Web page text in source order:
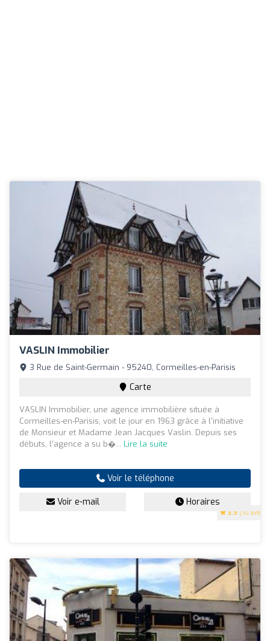
VASLIN Immobilier
3.9 (70 avis)
3 Rue de Saint-Germain - 95240, Cormeilles-en-Parisis
Carte
VASLIN Immobilier, une agence immobilière située à
Cormeilles-en-Parisis, voit le jour en 1963 grâce à l'initiative
de Monsieur et Madame Jean Jacques Vaslin. Depuis ses
débuts, l'agence a su b�... Lire la suite
Voir le téléphone
Voir e-mail Horaires